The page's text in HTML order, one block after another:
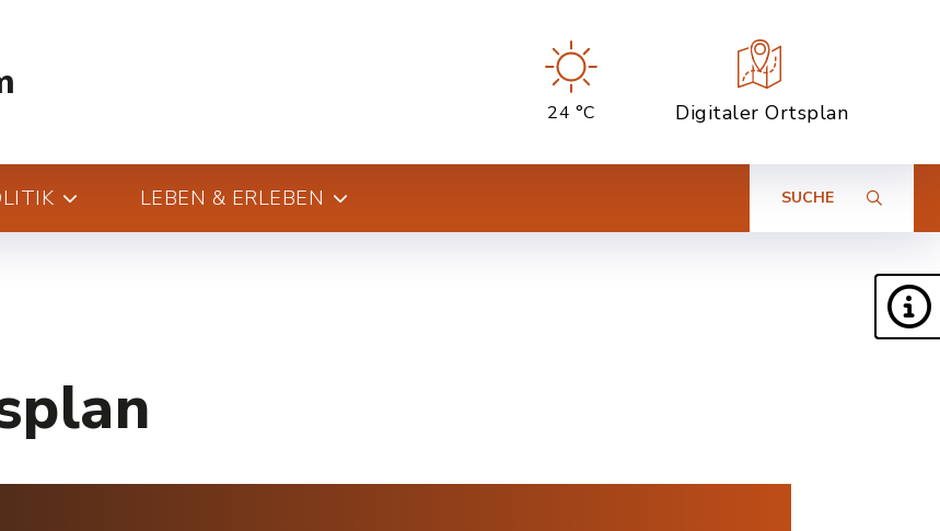
24 °C Digitaler Ortsplan
LEBEN & ERLEBEN SUCHE